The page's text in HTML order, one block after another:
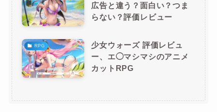
広告と違う？面白い？つま
らない？評価レビュー
RPG
少女ウォーズ 評価レビュ
ー、エ◯マシマシのアニメ
カットRPG